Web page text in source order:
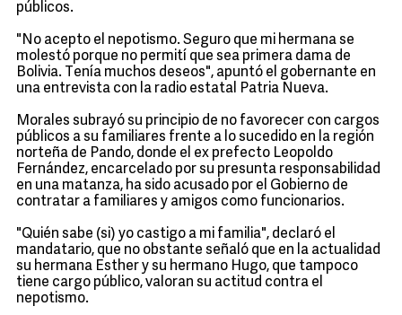
públicos.
"No acepto el nepotismo. Seguro que mi hermana se
molestó porque no permití que sea primera dama de
Bolivia. Tenía muchos deseos", apuntó el gobernante en
una entrevista con la radio estatal Patria Nueva.
Morales subrayó su principio de no favorecer con cargos
públicos a su familiares frente a lo sucedido en la región
norteña de Pando, donde el ex prefecto Leopoldo
Fernández, encarcelado por su presunta responsabilidad
en una matanza, ha sido acusado por el Gobierno de
contratar a familiares y amigos como funcionarios.
"Quién sabe (si) yo castigo a mi familia", declaró el
mandatario, que no obstante señaló que en la actualidad
su hermana Esther y su hermano Hugo, que tampoco
tiene cargo público, valoran su actitud contra el
nepotismo.